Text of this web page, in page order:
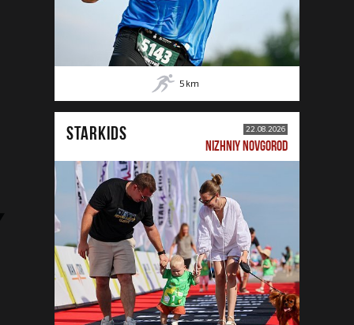
5 km
STARKIDS 22.08.2026
NIZHNIY NOVGOROD